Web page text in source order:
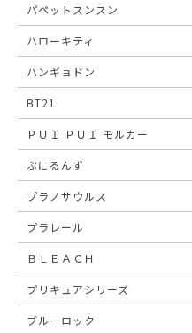
パペットスンスン
ハローキティ
ハンギョドン
BT21
ＰＵＩ ＰＵＩ モルカー
ぷにるんず
プラノサウルス
プラレール
ＢＬＥＡＣＨ
プリキュアシリーズ
ブルーロック